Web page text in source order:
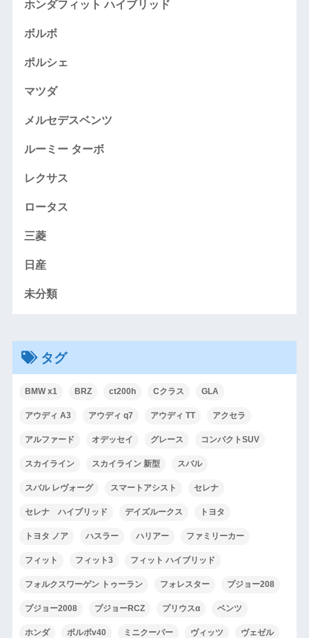
ホンダフィット ハイブリッド
ボルボ
ポルシェ
マツダ
メルセデスベンツ
ルーミー ターボ
レクサス
ロータス
三菱
日産
未分類
タグ
BMW x1 BRZ ct200h Cクラス GLA
アウディ A3 アウディ q7 アウディ TT アクセラ
アルファード オデッセイ グレース コンパクトSUV
スカイライン スカイライン 新型 スバル
スバル レヴォーグ スマートアシスト セレナ
セレナ ハイブリッド デイズルークス トヨタ
トヨタ ノア ハスラー ハリアー ファミリーカー
フィット フィット3 フィット ハイブリッド
フォルクスワーゲン トゥーラン フォレスター プジョー208
プジョー2008 プジョーRCZ プリウスα ベンツ
ホンダ ボルボv40 ミニクーパー ヴィッツ ヴェゼル